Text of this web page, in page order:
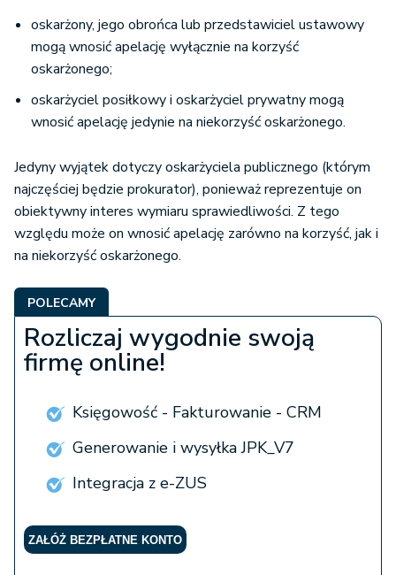
oskarżony, jego obrońca lub przedstawiciel ustawowy
mogą wnosić apelację wyłącznie na korzyść
oskarżonego;
oskarżyciel posiłkowy i oskarżyciel prywatny mogą
wnosić apelację jedynie na niekorzyść oskarżonego.
Jedyny wyjątek dotyczy oskarżyciela publicznego (którym
najczęściej będzie prokurator), ponieważ reprezentuje on
obiektywny interes wymiaru sprawiedliwości. Z tego
względu może on wnosić apelację zarówno na korzyść, jak i
na niekorzyść oskarżonego.
POLECAMY
Rozliczaj wygodnie swoją
firmę online!
Księgowość - Fakturowanie - CRM
Generowanie i wysyłka JPK_V7
Integracja z e-ZUS
ZAŁÓŻ BEZPŁATNE KONTO